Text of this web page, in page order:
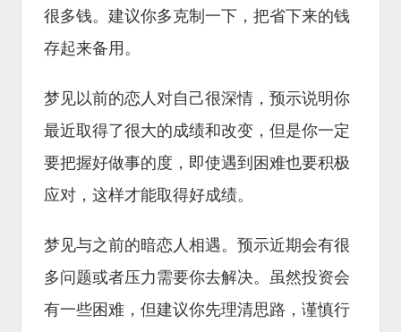
很多钱。建议你多克制一下，把省下来的钱
存起来备用。
梦见以前的恋人对自己很深情，预示说明你
最近取得了很大的成绩和改变，但是你一定
要把握好做事的度，即使遇到困难也要积极
应对，这样才能取得好成绩。
梦见与之前的暗恋人相遇。预示近期会有很
多问题或者压力需要你去解决。虽然投资会
有一些困难，但建议你先理清思路，谨慎行